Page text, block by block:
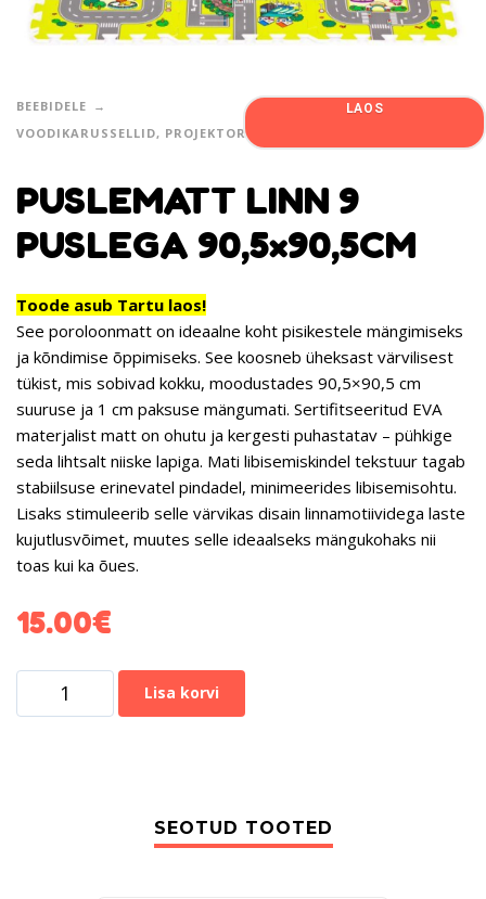
BEEBIDELE
VOODIKARUSSELLID, PROJEKTORID, MÄNGUMATID
LAOS
PUSLEMATT LINN 9
PUSLEGA 90,5×90,5CM
Toode asub Tartu laos!
See poroloonmatt on ideaalne koht pisikestele mängimiseks
ja kõndimise õppimiseks. See koosneb üheksast värvilisest
tükist, mis sobivad kokku, moodustades 90,5×90,5 cm
suuruse ja 1 cm paksuse mängumati. Sertifitseeritud EVA
materjalist matt on ohutu ja kergesti puhastatav – pühkige
seda lihtsalt niiske lapiga. Mati libisemiskindel tekstuur tagab
stabiilsuse erinevatel pindadel, minimeerides libisemisohtu.
Lisaks stimuleerib selle värvikas disain linnamotiividega laste
kujutlusvõimet, muutes selle ideaalseks mängukohaks nii
toas kui ka õues.
15.00€
Lisa korvi
SEOTUD TOOTED